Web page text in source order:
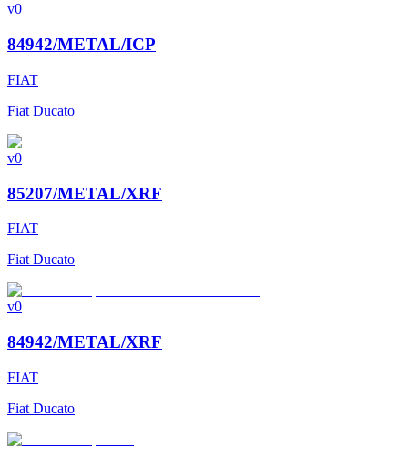
v0
84942/METAL/ICP
FIAT
Fiat Ducato
v0
85207/METAL/XRF
FIAT
Fiat Ducato
v0
84942/METAL/XRF
FIAT
Fiat Ducato